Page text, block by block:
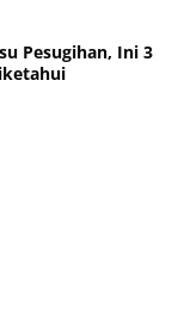
Pesugihan, Ini 3